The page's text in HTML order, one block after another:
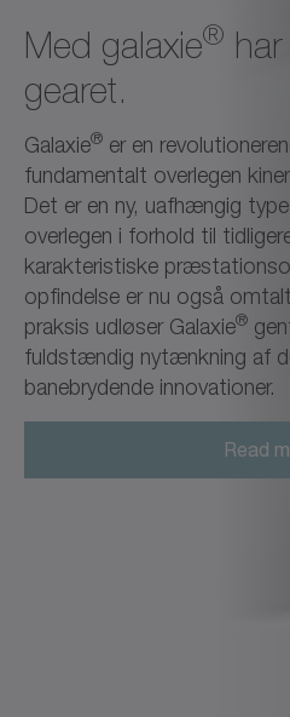
Med galaxie®
gearet.
Galaxie® er en
fundamentalt overlegen
Det er en ny, uafhængig
overlegen i forhold til
karakteristiske
opfindelse er nu også
praksis udløser Galaxie®
fuldstændig nytænkning af
banebrydende innovationer.
Read